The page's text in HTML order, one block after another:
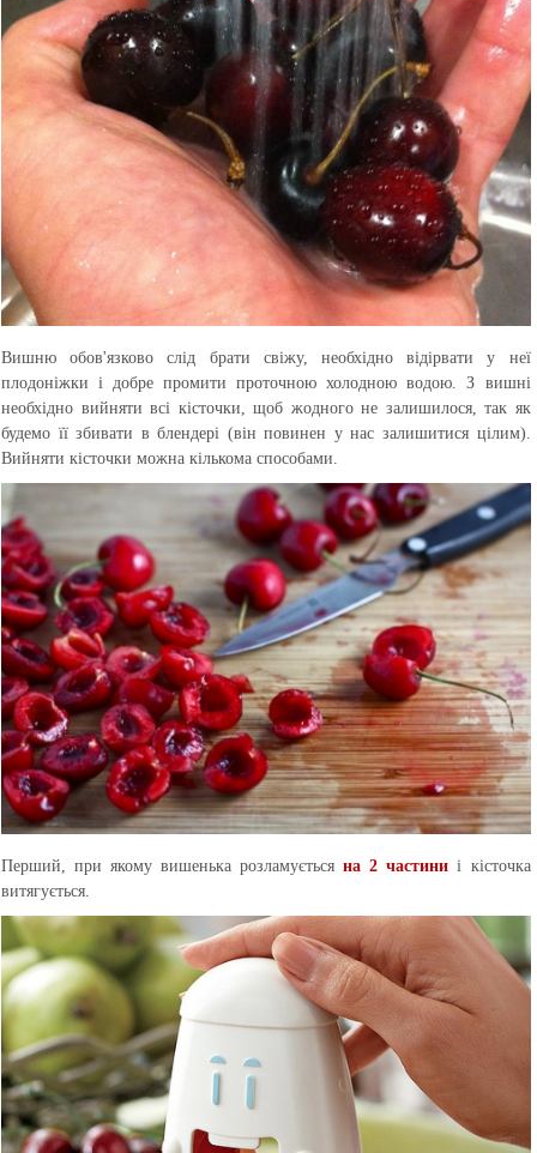
Вишню обов'язково слід брати свіжу, необхідно відірвати у неї
плодоніжки і добре промити проточною холодною водою. З вишні
необхідно вийняти всі кісточки, щоб жодного не залишилося, так як
будемо її збивати в блендері (він повинен у нас залишитися цілим).
Вийняти кісточки можна кількома способами.
Перший, при якому вишенька розламуєтьсяна 2 частини і кісточка
витягується.